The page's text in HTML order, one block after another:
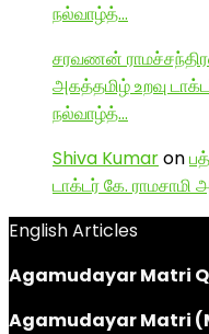
நல்வாழ்த்…
சரவணன்
அகத்தமிழ் உறவு
நல்வாழ்த்…
Shiva Kumaron
டாக்டர் கே.
English Articles
Agamudayar Matri
Agamudayar Matri